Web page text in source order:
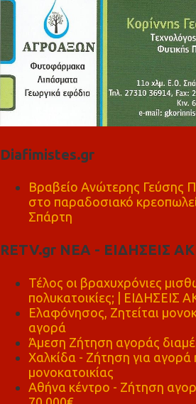
Diafimistes.gr
Βραβείο Ανώτερης Γεύσης
στο παραδοσιακό
Σπάρτη
RETV.gr ΝΕΑ - ΕΙΔΗΣΕΙΣ
Τέλος οι βραχυχρόνιες
πολυκατοικίες; | ΕΙΔΗΣΕΙΣ
Ελαφόνησος, Ζητείται
αγορά
Άμεση Ζήτηση αγοράς
Χαλκίδα - Ζήτηση για αγορά
μονοκατοικίας
Αθήνα κέντρο - Ζήτηση